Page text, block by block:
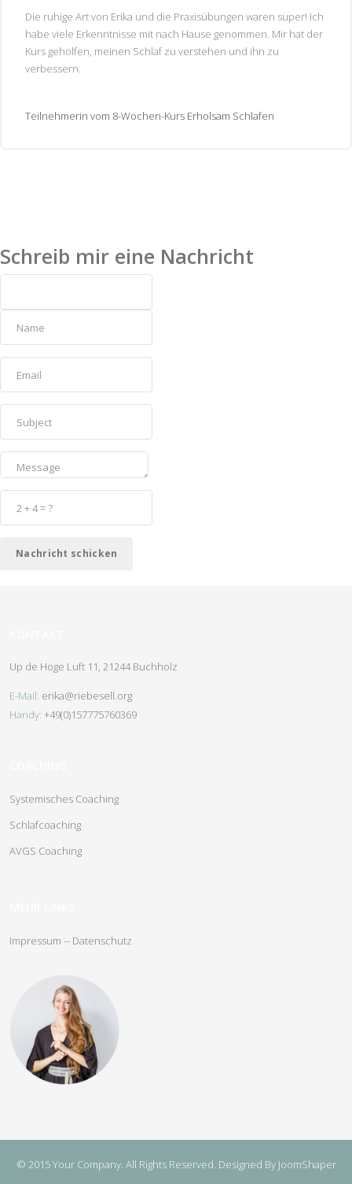
Die ruhige Art von Erika und die Praxisübungen waren super! Ich
habe viele Erkenntnisse mit nach Hause genommen. Mir hat der
Kurs geholfen, meinen Schlaf zu verstehen und ihn zu
verbessern.
Teilnehmerin vom 8-Wochen-Kurs Erholsam Schlafen
Schreib mir eine Nachricht
Nachricht schicken
Up de Hoge Luft 11, 21244 Buchholz
E-Mail: erika@riebesell.org
Handy: +49(0)157775760369
Systemisches Coaching
Schlafcoaching
AVGS Coaching
Impressum -- Datenschutz
© 2015 Your Company. All Rights Reserved. Designed By JoomShaper